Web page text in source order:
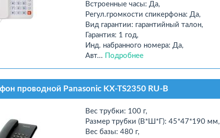
Встроенные часы: Да,
Регул.громкости спикерфона: Да,
Вид гарантии: гарантийный талон,
Гарантия: 1 год,
Инд. набранного номера: Да,
Авт...
Подробнее
проводной Panasonic KX-TS2350 RU-B
Вес трубки: 100 г,
Размер трубки (В*Ш*Г): 45*47*190 мм,
Вес базы: 480 г,